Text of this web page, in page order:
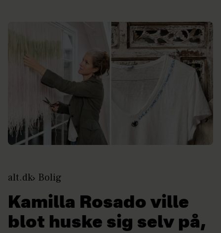
alt.dk Bolig
Kamilla Rosado ville
blot huske sig selv på,